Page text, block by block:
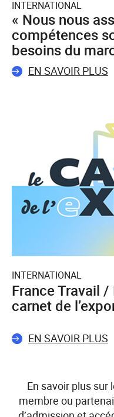
INTERNATIONAL
« Nous nous
compétences
besoins du
EN SAVOIR PLUS
INTERNATIONAL
France Travail /
carnet de
EN SAVOIR PLUS
En savoir plus sur
membre ou